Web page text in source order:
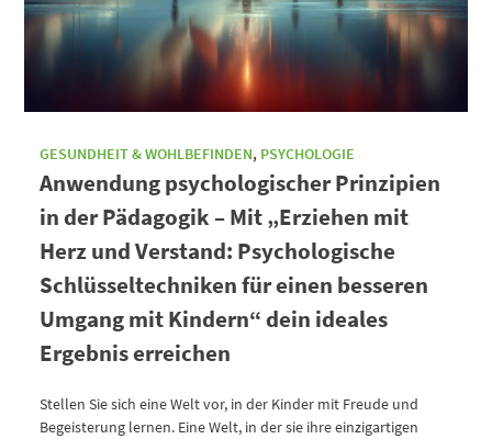
GESUNDHEIT & WOHLBEFINDEN, PSYCHOLOGIE
Anwendung psychologischer Prinzipien
in der Pädagogik – Mit „Erziehen mit
Herz und Verstand: Psychologische
Schlüsseltechniken für einen besseren
Umgang mit Kindern“ dein ideales
Ergebnis erreichen
Stellen Sie sich eine Welt vor, in der Kinder mit Freude und
Begeisterung lernen. Eine Welt, in der sie ihre einzigartigen